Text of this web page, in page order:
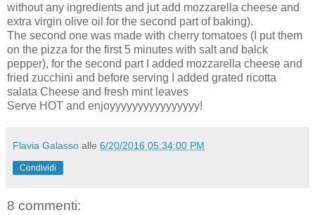
without any ingredients and jut add mozzarella cheese and
extra virgin olive oil for the second part of baking).
The second one was made with cherry tomatoes (I put them
on the pizza for the first 5 minutes with salt and balck
pepper), for the second part I added mozzarella cheese and
fried zucchini and before serving I added grated ricotta
salata Cheese and fresh mint leaves
Serve HOT and enjoyyyyyyyyyyyyyyyy!
Flavia Galasso alle 6/20/2016 05:34:00 PM
Condividi
8 commenti: